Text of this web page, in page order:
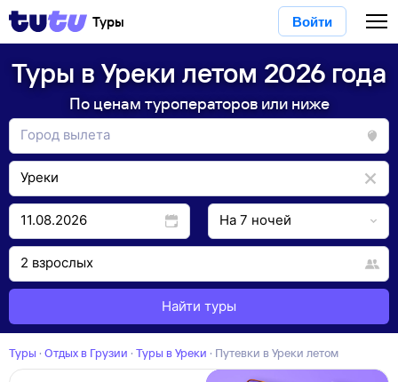
Туры Войти
Туры в Уреки летом 2026 года
По ценам туроператоров или ниже
Найти туры
Туры · Отдых в Грузии · Туры в Уреки · Путевки в Уреки летом